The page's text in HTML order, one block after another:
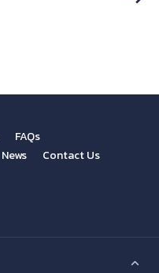
FAQs
News
Contact Us